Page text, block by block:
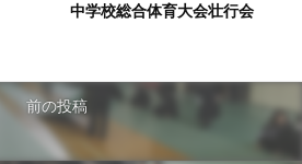
中学校総合体育大会壮行会
前の投稿